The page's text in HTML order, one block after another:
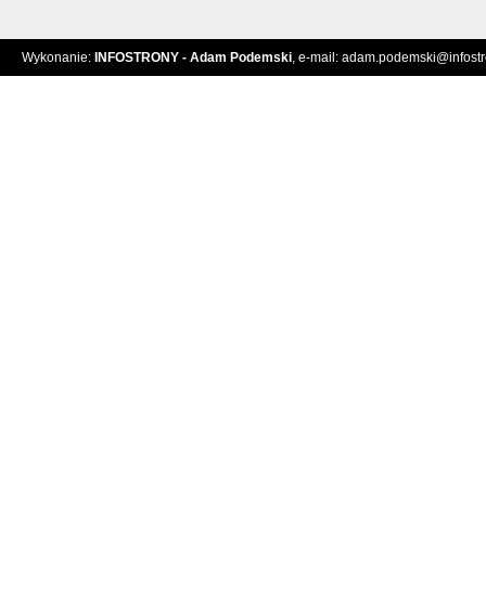
Wykonanie: INFOSTRONY - Adam Podemski, e-mail: